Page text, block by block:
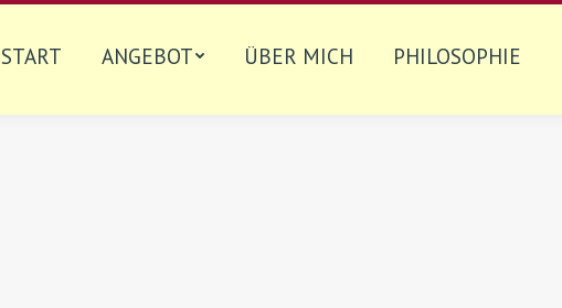
START ANGEBOT ÜBER MICH PHILOSOPHIE
START ANGEBOT ÜBER MICH PHILOSOPHIE